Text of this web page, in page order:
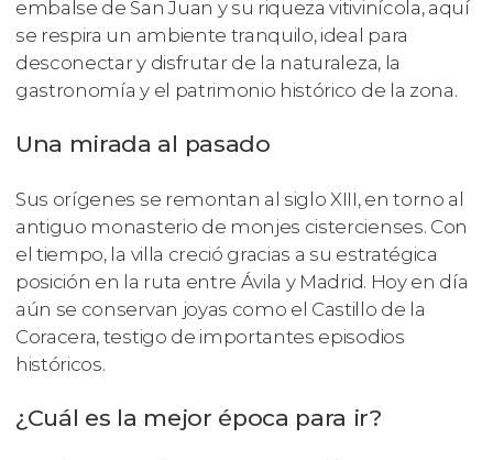
embalse de San Juan y su riqueza vitivinícola, aquí
se respira un ambiente tranquilo, ideal para
desconectar y disfrutar de la naturaleza, la
gastronomía y el patrimonio histórico de la zona.
Una mirada al pasado
Sus orígenes se remontan al siglo XIII, en torno al
antiguo monasterio de monjes cistercienses. Con
el tiempo, la villa creció gracias a su estratégica
posición en la ruta entre Ávila y Madrid. Hoy en día
aún se conservan joyas como el Castillo de la
Coracera, testigo de importantes episodios
históricos.
¿Cuál es la mejor época para ir?